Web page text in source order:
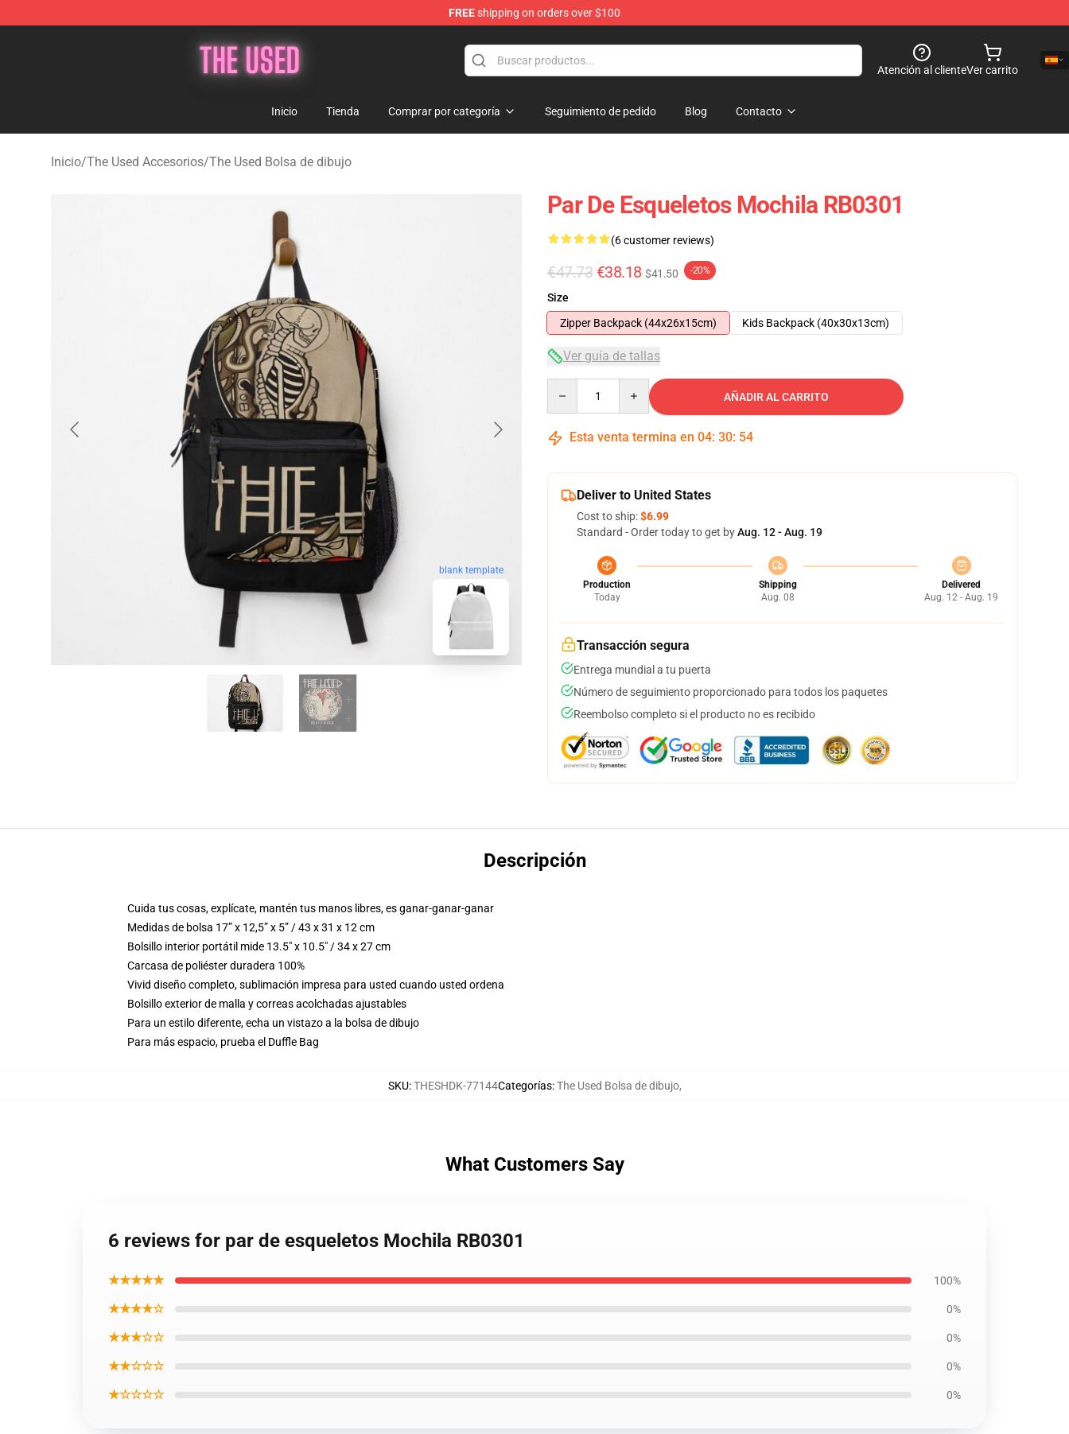
FREEshipping on orders over $100
Atención al clienteVer carrito
Inicio Tienda Comprar por categoría Seguimiento de pedido Blog Contacto
Inicio/The Used Accesorios/The Used Bolsa de dibujo
blank template
Par De Esqueletos Mochila RB0301
(6 customer reviews)
€47.73 €38.18 $41.50 -20%
Size
Zipper Backpack (44x26x15cm)
Kids Backpack (40x30x13cm)
Ver guía de tallas
AÑADIR AL CARRITO
Esta venta termina en 04: 30: 53
Deliver to United States
Cost to ship:$6.99
Standard - Order today to get byAug. 12 - Aug. 19
Production
Today
Shipping
Aug. 08
Delivered
Aug. 12 - Aug. 19
Transacción segura
Entrega mundial a tu puerta
Número de seguimiento proporcionado para todos los paquetes
Reembolso completo si el producto no es recibido
Descripción
Cuida tus cosas, explícate, mantén tus manos libres, es ganar-ganar-ganar
Medidas de bolsa 17” x 12,5” x 5” / 43 x 31 x 12 cm
Bolsillo interior portátil mide 13.5" x 10.5" / 34 x 27 cm
Carcasa de poliéster duradera 100%
Vivid diseño completo, sublimación impresa para usted cuando usted ordena
Bolsillo exterior de malla y correas acolchadas ajustables
Para un estilo diferente, echa un vistazo a la bolsa de dibujo
Para más espacio, prueba el Duffle Bag
SKU:THESHDK-77144Categorías:The Used Bolsa de dibujo,
What Customers Say
6 reviews for par de esqueletos Mochila RB0301
★★★★★ 100%
★★★★☆ 0%
★★★☆☆ 0%
★★☆☆☆ 0%
★☆☆☆☆ 0%